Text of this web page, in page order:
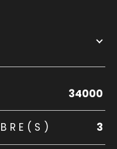
TRAD_ZEPHYR_Valeurs
34000
3